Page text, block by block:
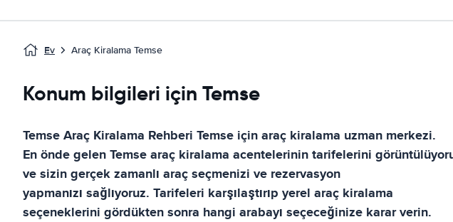
Ev Araç Kiralama Temse
Konum bilgileri için Temse
TemseAraç Kiralama Rehberi Temse için araç kiralama uzman merkezi.
En önde gelenTemsearaç kiralama acentelerinin tarifelerini
ve sizin gerçek zamanlı araç seçmenizi ve rezervasyon
yapmanızı sağlıyoruz. Tarifeleri karşılaştırıp yerel araç kiralama
seçeneklerini gördükten sonra hangi arabayı seçeceğinize karar verin.